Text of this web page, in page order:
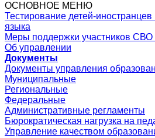
ОСНОВНОЕ МЕНЮ
Тестирование детей-иностранцев
языка
Меры поддержки участников СВО
Об управлении
Документы
Документы управления
Муниципальные
Региональные
Федеральные
Административные регламенты
Бюрократическая нагрузка на
Управление качеством